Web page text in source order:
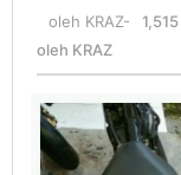
oleh KRAZ-
oleh KRAZ